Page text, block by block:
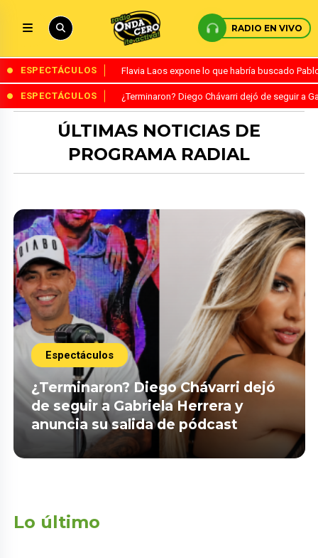
RADIO EN VIVO
ESPECTÁCULOS Flavia Laos expone lo que habría buscado
ESPECTÁCULOS ¿Terminaron? Diego Chávarri dejó de seguir a
ÚLTIMAS NOTICIAS DE
PROGRAMA RADIAL
Espectáculos
¿Terminaron? Diego Chávarri dejó
de seguir a Gabriela Herrera y
anuncia su salida de pódcast
Lo último